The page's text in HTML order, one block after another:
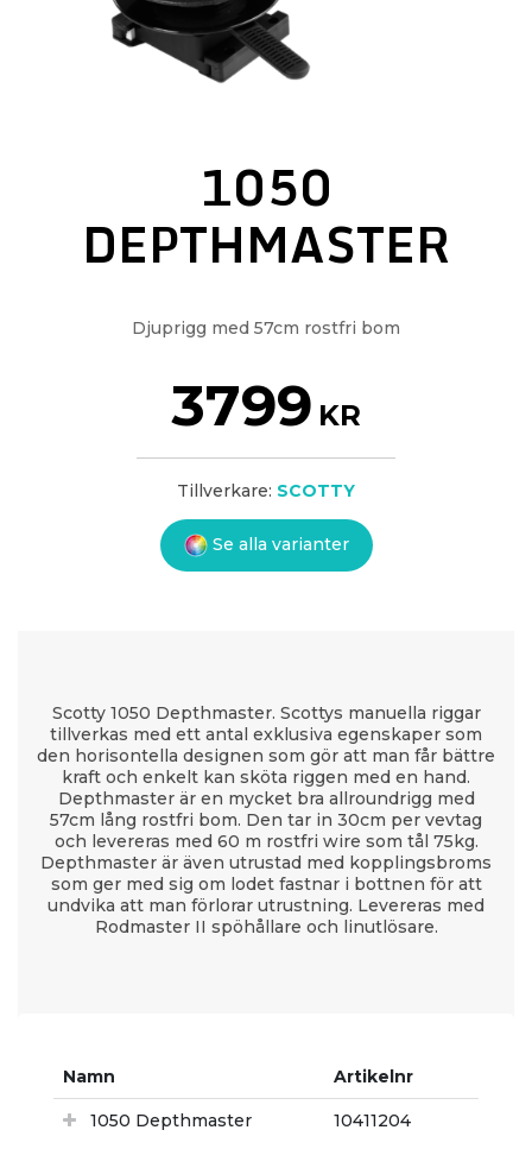
1050
DEPTHMASTER
Djuprigg med 57cm rostfri bom
3799 KR
Tillverkare: SCOTTY
Se alla varianter
Scotty 1050 Depthmaster. Scottys manuella riggar
tillverkas med ett antal exklusiva egenskaper som
den horisontella designen som gör att man får bättre
kraft och enkelt kan sköta riggen med en hand.
Depthmaster är en mycket bra allroundrigg med
57cm lång rostfri bom. Den tar in 30cm per vevtag
och levereras med 60 m rostfri wire som tål 75kg.
Depthmaster är även utrustad med kopplingsbroms
som ger med sig om lodet fastnar i bottnen för att
undvika att man förlorar utrustning. Levereras med
Rodmaster II spöhållare och linutlösare.
Namn Artikelnr
1050 Depthmaster 10411204